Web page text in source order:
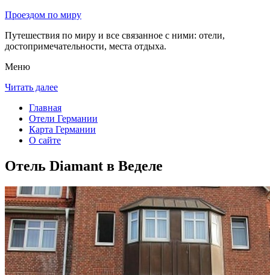
Проездом по миру
Путешествия по миру и все связанное с ними: отели,
достопримечательности, места отдыха.
Меню
Читать далее
Главная
Отели Германии
Карта Германии
О сайте
Отель Diamant в Веделе